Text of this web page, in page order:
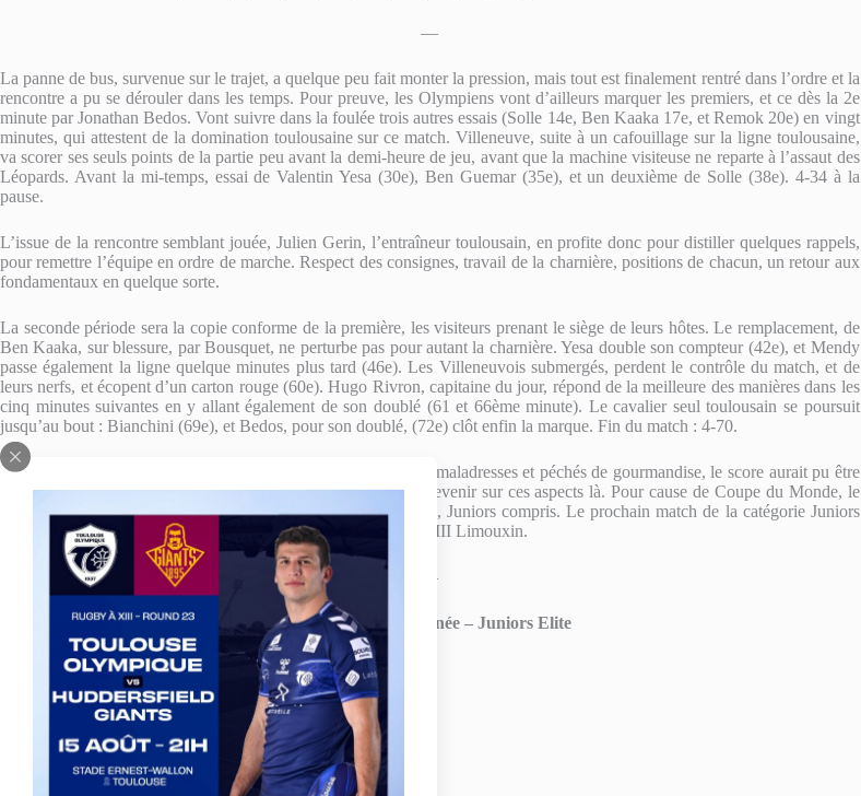
—
La panne de bus, survenue sur le trajet, a quelque peu fait monter la pression, mais tout est finalement rentré dans l’ordre et la
rencontre a pu se dérouler dans les temps. Pour preuve, les Olympiens vont d’ailleurs marquer les premiers, et ce dès la 2e
minute par Jonathan Bedos. Vont suivre dans la foulée trois autres essais (Solle 14e, Ben Kaaka 17e, et Remok 20e) en vingt
minutes, qui attestent de la domination toulousaine sur ce match. Villeneuve, suite à un cafouillage sur la ligne toulousaine,
va scorer ses seuls points de la partie peu avant la demi-heure de jeu, avant que la machine visiteuse ne reparte à l’assaut des
Léopards. Avant la mi-temps, essai de Valentin Yesa (30e), Ben Guemar (35e), et un deuxième de Solle (38e). 4-34 à la
pause.
L’issue de la rencontre semblant jouée, Julien Gerin, l’entraîneur toulousain, en profite donc pour distiller quelques rappels,
pour remettre l’équipe en ordre de marche. Respect des consignes, travail de la charnière, positions de chacun, un retour aux
fondamentaux en quelque sorte.
La seconde période sera la copie conforme de la première, les visiteurs prenant le siège de leurs hôtes. Le remplacement, de
Ben Kaaka, sur blessure, par Bousquet, ne perturbe pas pour autant la charnière. Yesa double son compteur (42e), et Mendy
passe également la ligne quelque minutes plus tard (46e). Les Villeneuvois submergés, perdent le contrôle du match, et de
leurs nerfs, et écopent d’un carton rouge (60e). Hugo Rivron, capitaine du jour, répond de la meilleure des manières dans les
cinq minutes suivantes en y allant également de son doublé (61 et 66ème minute). Le cavalier seul toulousain se poursuit
jusqu’au bout : Bianchini (69e), et Bedos, pour son doublé, (72e) clôt enfin la marque. Fin du match : 4-70.
Toutefois sans un certain relâchement dans l’application ou de maladresses et péchés de gourmandise, le score aurait pu être
encore plus lourd. La séance vidéo de ce mardi permettra de revenir sur ces aspects là. Pour cause de Coupe du Monde, le
Championnat de France Elite s’interrompt pour deux semaines, Juniors compris. Le prochain match de la catégorie Juniors
Elite du TO XIII sera donc le samedi 16 novembre, contre le XIII Limouxin.
—
Résultats 5ème journée – Juniors Elite
XIII Limouxin 32– 30 SO Avignon
Villeneuve 4 –70 Toulouse Olympique XIII
30 AS Carcassonne XIII